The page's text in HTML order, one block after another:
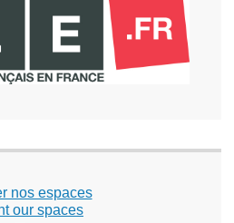
nos espaces
our spaces